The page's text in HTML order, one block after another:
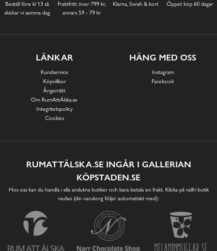
Beställ före kl 13 så
skickar vi samma dag
Fraktfritt över 799 kr,
annars 59 - 79 kr
Klarna, Swish & kort Öppet köp 60 dagar
LÄNKAR
Kundservice
Köpvillkor
Ångerrätt
Om RumAttÄlska.se
Integritetspolicy
Cookies
HÄNG MED OSS
Instagram
Facebook
RUMATTÄLSKA.SE INGÅR I GALLERIAN
KÖPSTADEN.SE
Hos oss kan du handla i alla anslutna butiker och bara betala en frakt. Klicka på valfri butik
nedan (din varukorg följer automatiskt med):